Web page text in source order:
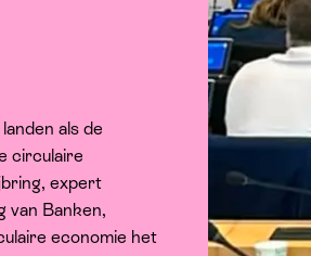
als de
circulaire
expert
van Banken,
economie het